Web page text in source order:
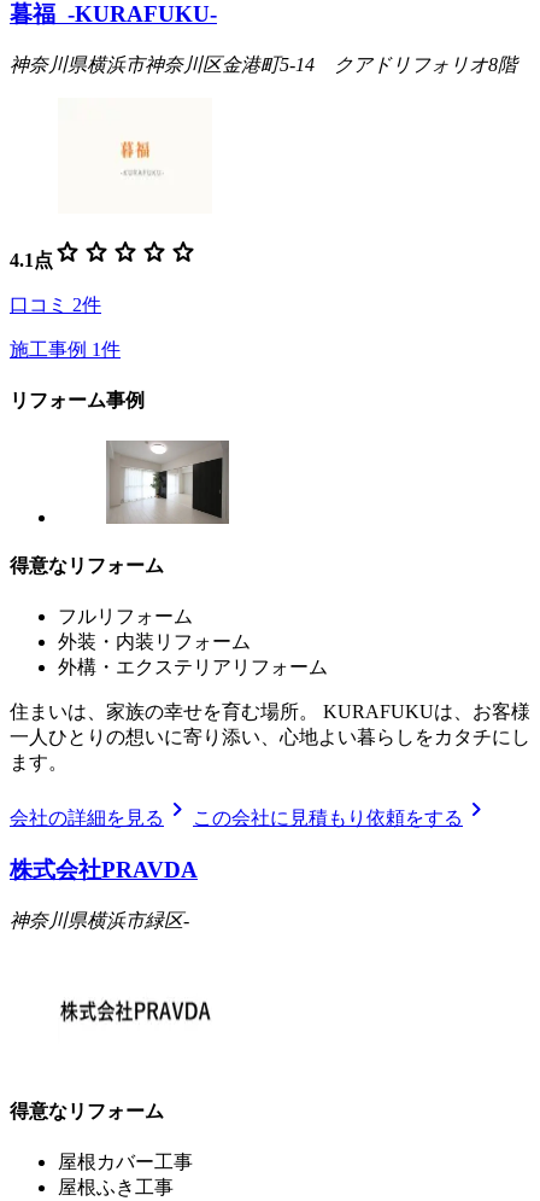
暮福 -KURAFUKU-
神奈川県横浜市神奈川区金港町5-14 クアドリフォリオ8階
4.1 点 star star star star star
口コミ 2件
施工事例 1件
リフォーム事例
得意なリフォーム
フルリフォーム
外装・内装リフォーム
外構・エクステリアリフォーム
住まいは、家族の幸せを育む場所。 KURAFUKUは、お客様
一人ひとりの想いに寄り添い、心地よい暮らしをカタチにし
ます。
会社の詳細を見る chevron_right この会社に見積もり依頼をする chevron_right
株式会社PRAVDA
神奈川県横浜市緑区-
得意なリフォーム
屋根カバー工事
屋根ふき工事